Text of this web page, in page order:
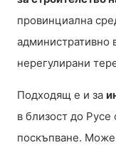
провинциална
административно
нерегулирани
Подходящ е и за
в близост до
поскъпване. Може